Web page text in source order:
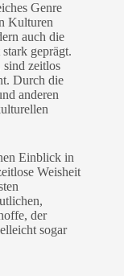
Genre
Kulturen
auch die
geprägt.
sind zeitlos
Durch die
anderen
Einblick in
Weisheit
der
sogar